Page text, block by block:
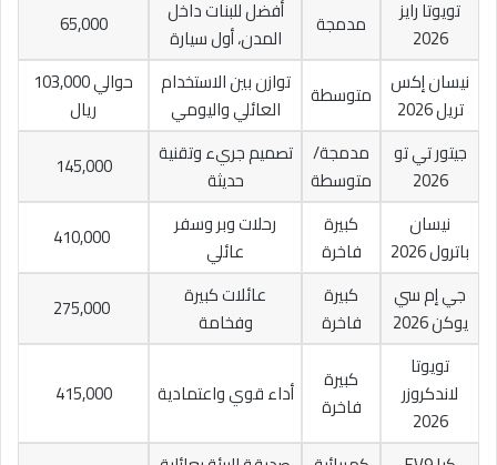
تويوتا رايز
2026
مدمجة
أفضل للبنات داخل
المدن، أول سيارة
65,000
نيسان إكس
تريل 2026
متوسطة
توازن بين الاستخدام
العائلي واليومي
حوالي 103,000
ريال
جيتور تي تو
2026
مدمجة/
متوسطة
تصميم جريء وتقنية
حديثة
145,000
نيسان
باترول 2026
كبيرة
فاخرة
رحلات وبر وسفر
عائلي
جي إم سي
يوكن 2026
كبيرة
فاخرة
عائلات كبيرة
وفخامة
تويوتا
لاندكروزر
2026
كبيرة
فاخرة
أداء قوي واعتمادية 415,000